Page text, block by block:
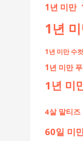
1년 미만
1년
1년 미만 수컷
1년 미만
1년 미
4살 말티즈
60일 미